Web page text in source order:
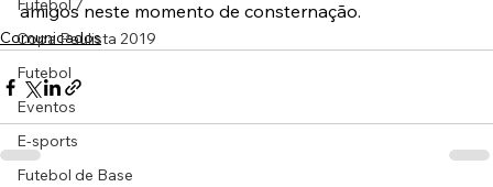
Futebol 7
Copa Paulista 2019
Futebol
Eventos
E-sports
Futebol de Base
amigos neste momento de consternação.
Comunicados